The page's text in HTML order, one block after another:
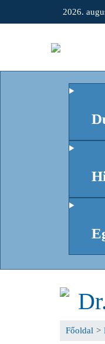
2026.
Főoldal >